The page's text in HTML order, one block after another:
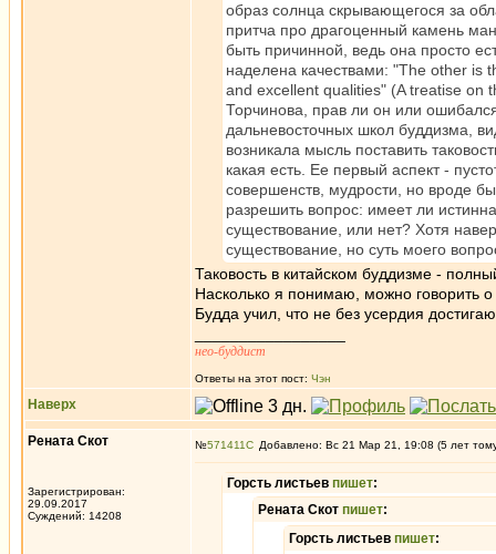
образ солнца скрывающегося за
притча про драгоценный камень
быть причинной, ведь она просто
наделена качествами: "The other is
and excellent qualities" (A treatise on
Торчинова, прав ли он или
дальневосточных школ буддизма,
возникала мысль поставить
какая есть. Ее первый аспект -
совершенств, мудрости, но вроде
разрешить вопрос: имеет ли
существование, или нет? Хотя
существование, но суть моего
Таковость в китайском буддизме -
Насколько я понимаю, можно говорить о
Будда учил, что не без усердия
нео-буддист
Ответы на этот пост: Чэн
Наверх
Рената Скот
Зарегистрирован:
29.09.2017
Суждений: 14208
№571411 Добавлено: Вс 21 Мар 21, 19:08 (5 лет
Горсть листьев пишет:
Рената Скот пишет:
Горсть листьев пишет: